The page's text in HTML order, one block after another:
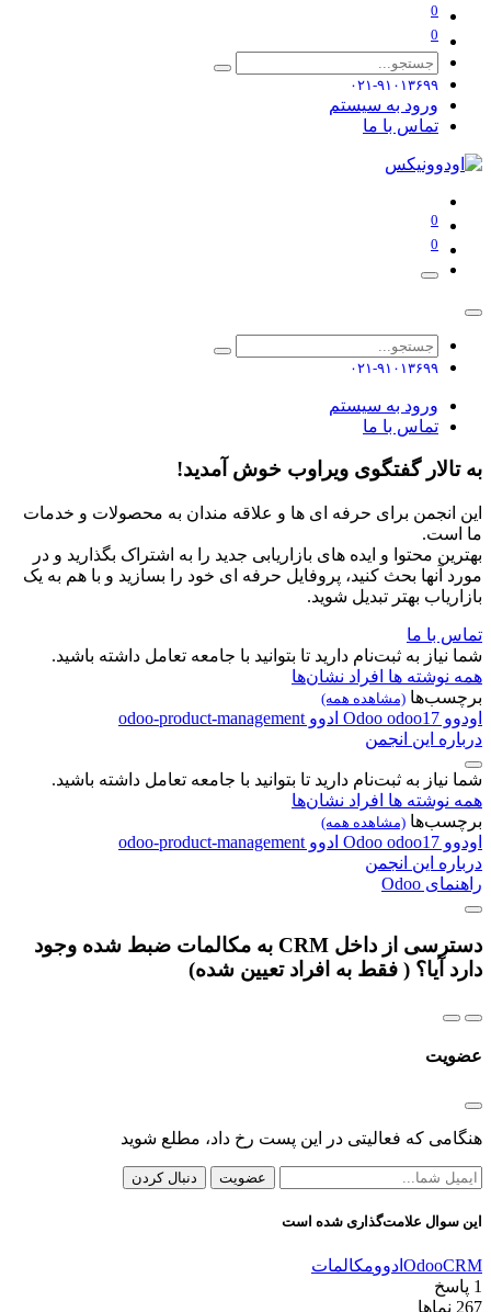
0
0
۰۲۱-۹۱۰۱۳۶۹۹
ورود به سیستم
تماس با ما
0
0
۰۲۱-۹۱۰۱۳۶۹۹
ورود به سیستم
تماس با ما
به تالار گفتگوی ویراوب خوش آمدید!
این انجمن برای حرفه ای ها و علاقه مندان به محصولات و خدمات
ما است.
بهترین محتوا و ایده های بازاریابی جدید را به اشتراک بگذارید و در
مورد آنها بحث کنید، پروفایل حرفه ای خود را بسازید و با هم به یک
بازاریاب بهتر تبدیل شوید.
تماس با ما
شما نیاز به ثبت‌نام دارید تا بتوانید با جامعه تعامل داشته باشید.
همه نوشته ها افراد نشان‌ها
برچسب‌ها (مشاهده همه)
اودوو Odoo odoo17 ادوو odoo-product-management
درباره این انجمن
شما نیاز به ثبت‌نام دارید تا بتوانید با جامعه تعامل داشته باشید.
همه نوشته ها افراد نشان‌ها
برچسب‌ها (مشاهده همه)
اودوو Odoo odoo17 ادوو odoo-product-management
درباره این انجمن
راهنمای Odoo
دسترسی از داخل CRM به مکالمات ضبط شده وجود
دارد آیا؟ ( فقط به افراد تعیین شده)
عضویت
هنگامی که فعالیتی در این پست رخ داد، مطلع شوید
عضویت دنبال کردن
این سوال علامت‌گذاری شده است
OdooCRM ادوومکالمات
1 پاسخ
267 نماها